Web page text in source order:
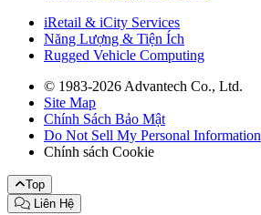
iRetail & iCity Services
Năng Lượng & Tiện Ích
Rugged Vehicle Computing
© 1983-2026 Advantech Co., Ltd.
Site Map
Chính Sách Bảo Mật
Do Not Sell My Personal Information
Chính sách Cookie
Top
Liên Hệ